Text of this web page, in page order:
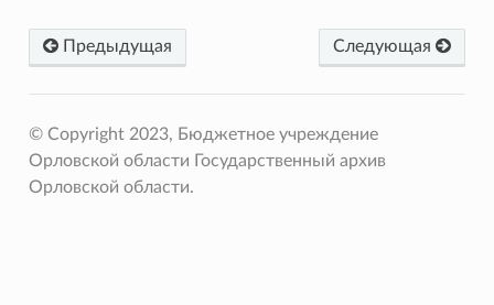
Предыдущая Следующая
© Copyright 2023, Бюджетное учреждение
Орловской области Государственный архив
Орловской области.